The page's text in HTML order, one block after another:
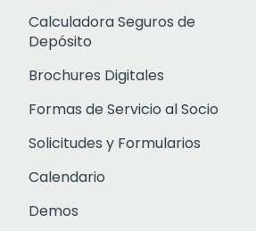
Calculadora Seguros de
Depósito
Brochures Digitales
Formas de Servicio al Socio
Solicitudes y Formularios
Calendario
Demos